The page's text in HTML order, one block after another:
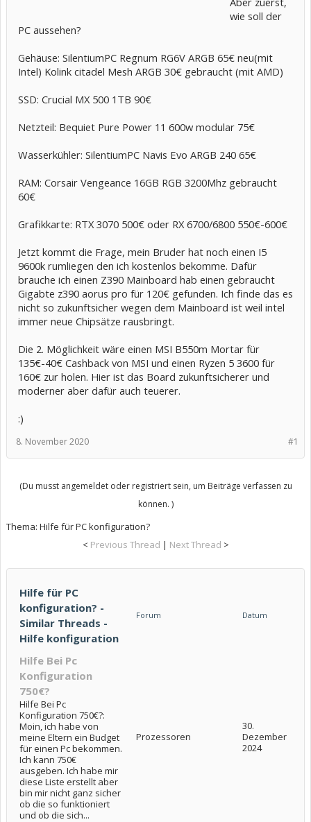
wie soll der
PC aussehen?
Gehäuse: SilentiumPC Regnum RG6V ARGB 65€ neu(mit
Intel) Kolink citadel Mesh ARGB 30€ gebraucht (mit AMD)
SSD: Crucial MX 500 1TB 90€
Netzteil: Bequiet Pure Power 11 600w modular 75€
Wasserkühler: SilentiumPC Navis Evo ARGB 240 65€
RAM: Corsair Vengeance 16GB RGB 3200Mhz gebraucht
60€
Grafikkarte: RTX 3070 500€ oder RX 6700/6800 550€-600€
Jetzt kommt die Frage, mein Bruder hat noch einen I5
9600k rumliegen den ich kostenlos bekomme. Dafür
brauche ich einen Z390 Mainboard hab einen gebraucht
Gigabte z390 aorus pro für 120€ gefunden. Ich finde das es
nicht so zukunftsicher wegen dem Mainboard ist weil intel
immer neue Chipsätze rausbringt.
Die 2. Möglichkeit wäre einen MSI B550m Mortar für
135€-40€ Cashback von MSI und einen Ryzen 5 3600 für
160€ zur holen. Hier ist das Board zukunftsicherer und
moderner aber dafür auch teuerer.
:)
#1
8. November 2020
(Du musst angemeldet oder registriert sein, um Beiträge verfassen zu
können. )
Thema: Hilfe für PC konfiguration?
< Previous Thread | Next Thread >
Hilfe für PC
konfiguration? -
Similar Threads -
Hilfe konfiguration
Forum Datum
Hilfe Bei Pc
Konfiguration
750€?
Hilfe Bei Pc
Konfiguration 750€?:
Moin, ich habe von
meine Eltern ein Budget
für einen Pc bekommen.
Ich kann 750€
ausgeben. Ich habe mir
diese Liste erstellt aber
bin mir nicht ganz sicher
ob die so funktioniert
und ob die sich...
Prozessoren
30.
Dezember
2024